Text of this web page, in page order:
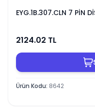
EYG.1B.307.CLN 7 PİN
2124.02 TL
Ürün Kodu: 8642